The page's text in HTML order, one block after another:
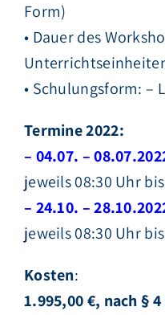
Form)
• Dauer des
• Schulungsform: –
Termine 2022:
– 04.07. –
jeweils 08:30 Uhr
– 24.10. –
jeweils 08:30 Uhr
Kosten:
1.995,00 €, nach §